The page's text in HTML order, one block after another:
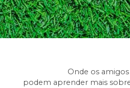
Onde os
podem aprender mais